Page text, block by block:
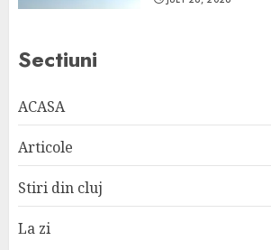
Sectiuni
ACASA
Articole
Stiri din cluj
La zi